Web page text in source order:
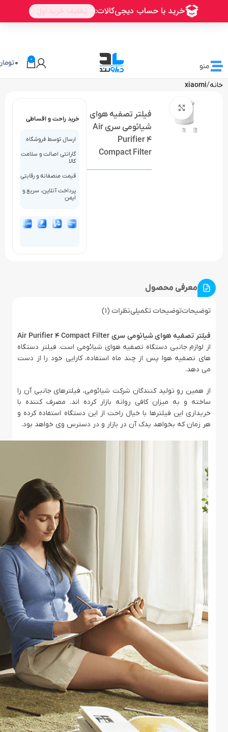
منو
0
0
خانه xiaomi
فیلتر تصفیه هوای
شیائومی سری Air
Purifier 4
Compact Filter
خرید راحت و اقساطی
ارسال توسط فروشگاه
گارانتی اصالت و سلامت
کالا
قیمت منصفانه و رقابتی
پرداخت آنلاین، سریع و
ایمن
معرفی محصول
توضیحاتتوضیحات تکمیلینظرات (1)
فیلتر تصفیه هوای شیائومی سری Air Purifier 4 Compact Filter
از لوازم جانبی دستگاه تصفیه هوای شیائومی است. فیلتر دستگاه
های تصفیه هوا پس از چند ماه استفاده، کارایی خود را از دست
می دهد.
از همین رو تولید کنندگان شرکت شیائومی، فیلترهای جانبی آن را
ساخته و به میزان کافی روانه بازار کرده اند. مصرف کننده با
خریداری این فیلترها با خیال راحت از این دستگاه استفاده کرده و
هر زمان که بخواهد یدک آن در بازار و در دسترس وی خواهد بود.